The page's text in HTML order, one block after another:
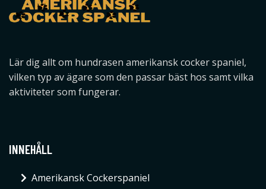
Lär dig allt om hundrasen amerikansk cocker spaniel,
vilken typ av ägare som den passar bäst hos samt vilka
aktiviteter som fungerar.
INNEHÅLL
Amerikansk Cockerspaniel